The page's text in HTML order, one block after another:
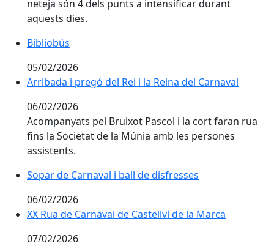
neteja són 4 dels punts a intensificar durant
aquests dies.
Bibliobús
05/02/2026
Arribada i pregó del Rei i la Reina del Carnaval
06/02/2026
Acompanyats pel Bruixot Pascol i la cort faran rua
fins la Societat de la Múnia amb les persones
assistents.
Sopar de Carnaval i ball de disfresses
06/02/2026
XX Rua de Carnaval de Castellví de la Marca
07/02/2026